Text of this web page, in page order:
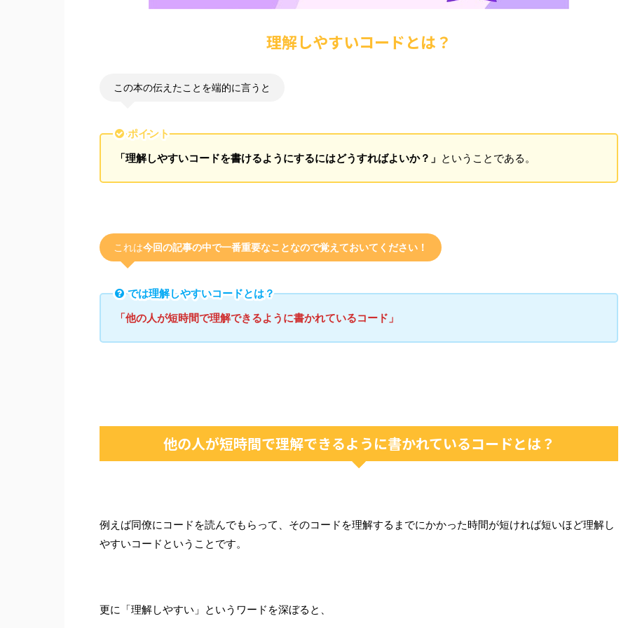
理解しやすいコードとは？
この本の伝えたことを端的に言うと
ポイント
「理解しやすいコードを書けるようにするにはどうすればよいか？」 ということである。
これは今回の記事の中で一番重要なことなので覚えておいてください！
では理解しやすいコードとは？
「他の人が短時間で理解できるように書かれているコード」
他の人が短時間で理解できるように書かれているコードとは？
例えば同僚にコードを読んでもらって、そのコードを理解するまでにかかった時間が短ければ短いほど理解し
やすいコードということです。
更に「理解しやすい」というワードを深ぼると、